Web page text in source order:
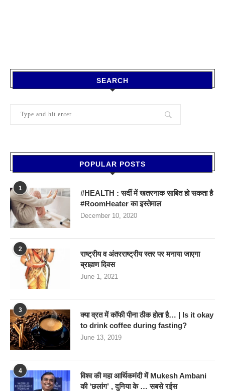
SEARCH
POPULAR POSTS
1
#HEALTH : सर्दी में खतरनाक साबित हो सकता है
#RoomHeater का इस्तेमाल
December 10, 2020
2
राष्ट्रीय व अंतरराष्ट्रीय स्तर पर मनाया जाएगा
ब्राह्मण दिवस
June 1, 2021
3
क्या व्रत में कॉफी पीना ठीक होता है… | Is it okay
to drink coffee during fasting?
June 13, 2019
4
विश्व की महा आर्थिकमंदी में Mukesh Ambani
की ‘छलांग’ , दुनिया के … सबसे रईस